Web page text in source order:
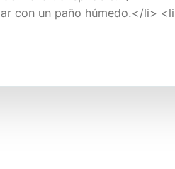
con un paño húmedo.</li>